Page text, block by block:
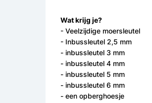
Wat krijg je?
- Veelzijdige moersleutel
- Inbussleutel 2,5 mm
- inbussleutel 3 mm
- inbussleutel 4 mm
- inbussleutel 5 mm
- inbussleutel 6 mm
- een opberghoesje